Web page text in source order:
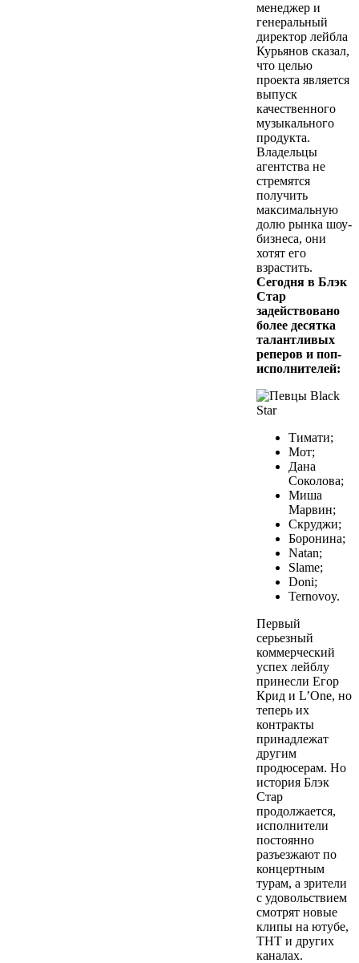
менеджер и
генеральный
директор лейбла
Курьянов сказал,
что целью
проекта является
выпуск
качественного
музыкального
продукта.
Владельцы
агентства не
стремятся
получить
максимальную
долю рынка шоу-
бизнеса, они
хотят его
взрастить.
Сегодня в Блэк
Стар
задействовано
более десятка
талантливых
реперов и поп-
исполнителей:
Тимати;
Мот;
Дана
Соколова;
Миша
Марвин;
Скруджи;
Боронина;
Natan;
Slame;
Doni;
Ternovoy.
Первый
серьезный
коммерческий
успех лейблу
принесли Егор
Крид и L’One, но
теперь их
контракты
принадлежат
другим
продюсерам. Но
история Блэк
Стар
продолжается,
исполнители
постоянно
разъезжают по
концертным
турам, а зрители
с удовольствием
смотрят новые
клипы на ютубе,
ТНТ и других
каналах.